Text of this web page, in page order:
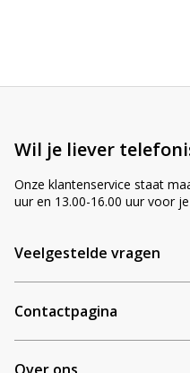
Wil je liever
Onze klantenservice staat
uur en 13.00-16.00 uur voor
Veelgestelde vragen
Contactpagina